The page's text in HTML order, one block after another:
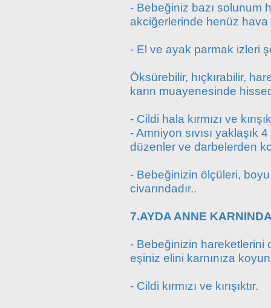
- Bebeğiniz bazı solunum
akciğerlerinde henüz hava
- El ve ayak parmak izleri
Öksürebilir, hıçkırabilir,
karın muayenesinde
- Cildi hala kırmızı ve
- Amniyon sıvısı yaklaşık
düzenler ve darbelerden
- Bebeğinizin ölçüleri, boyu
civarındadır..
7.AYDA ANNE
- Bebeğinizin hareketlerini
eşiniz elini karnınıza
- Cildi kırmızı ve kırışıktır.